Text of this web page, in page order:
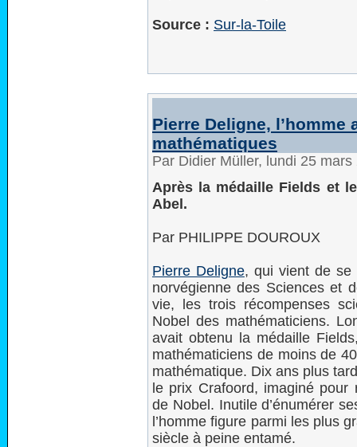
Source : Sur-la-Toile
Pierre Deligne,
mathématiques
Par Didier Müller, lundi 25
Après la médaille Fields et
Abel.
Par PHILIPPE DOUROUX
Pierre Deligne, qui vient de se
norvégienne des Sciences et
vie, les trois récompenses
Nobel des mathématiciens.
avait obtenu la médaille
mathématiciens de moins de
mathématique. Dix ans plus
le prix Crafoord, imaginé
de Nobel. Inutile d’énumérer
l’homme figure parmi les plus
siècle à peine entamé.